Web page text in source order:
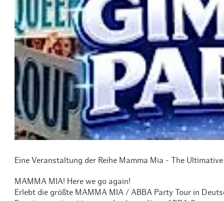
Historisches
Grüne
Erlebnis,
Eine Veranstaltung der Reihe Mamma Mia - The
MAMMA MIA! Here we go again!
Erlebt die größte MAMMA MIA / ABBA Party Tour in